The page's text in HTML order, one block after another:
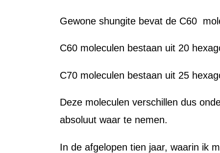
Gewone shungite bevat de C60
C60 moleculen bestaan uit 20
C70 moleculen bestaan uit 25
Deze moleculen verschillen dus
absoluut waar te nemen.
In de afgelopen tien jaar, waarin ik